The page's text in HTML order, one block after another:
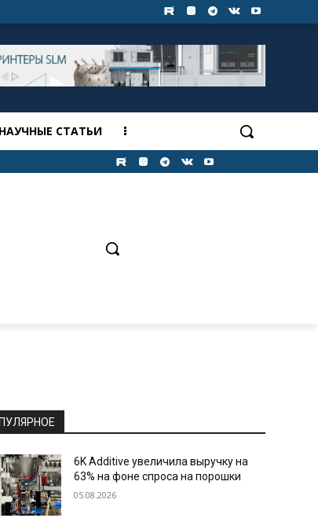
НАУЧНЫЕ СТАТЬИ
6K Additive увеличила выручку на
63% на фоне спроса на порошки
05.08.2026